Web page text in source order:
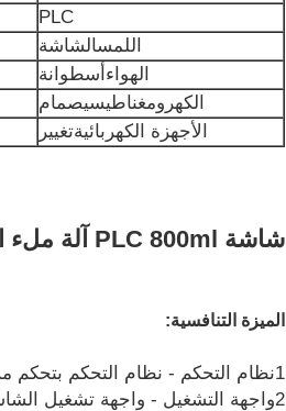
PLC
اللمسالشاشة
الهواء أسطوانة
الكهرومغناطيسيصمام
الأجهزة الكهربائيةتغيير
شاشة PLC 800ml آلة ملء الماء التلقائية آلة ملء السائل الكهربائية
الميزة التنافسية:
1نظام التحكم - نظام التحكم بتحكم من "ميتسوبيشي" -
2واجهة التشغيل - واجهة تشغيل الشاشة الملونة ، واجهة تشغيل الإنسان والآلة بسيطة وآمنة وموثوقة.